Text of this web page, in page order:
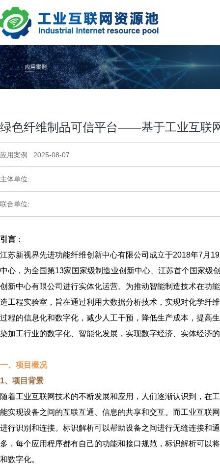
绿色纤维制品可信平台——基于工业互联
应用案例 2025-08-07
主体单位:
联合单位:
引言 ：
江苏新视界先进功能纤维创新中心有限公司成立于2018年7月
中心，为全国第13家国家级制造业创新中心、江苏首个国家级
创新中心有限公司进行实体化运营。为推动智能制造技术在功
造工程实验室，旨在通过利用大数据分析技术，实现对化学纤
过程的信息化和数字化，减少人工干预，降低生产成本，提高
染加工行业的数字化、智能化发展，实现数字经济、实体经济
一、项目 概况
1、项目背景
随着工业互联网技术的不断发展和应用，人们逐渐认识到，在
能实现设备之间的互联互通、信息的共享和交互。而工业互联
进行识别和连接。标识解析可以帮助设备之间进行无缝连接和
多，每个应用程序都有自己的功能和接口规范，标识解析可以
和数字化。